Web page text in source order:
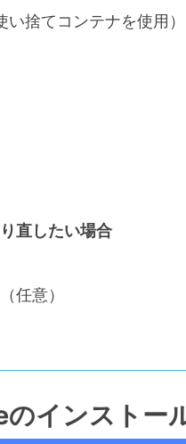
捨てコンテナを使用）
直したい場合
任意）
インストー